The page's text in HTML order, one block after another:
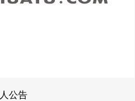
公告